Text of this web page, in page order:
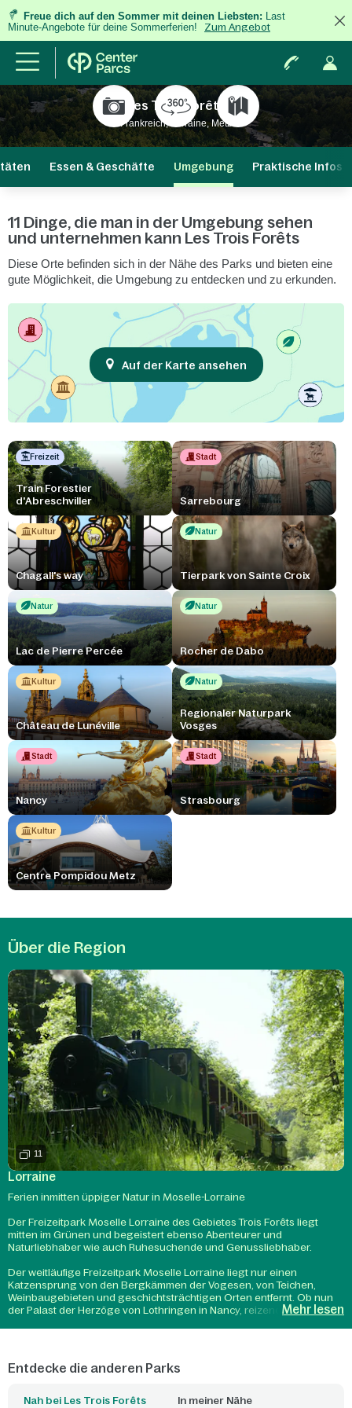
Freue dich auf den Sommer mit deinen Liebsten: Last
Minute-Angebote für deine Sommerferien!
Zum Angebot
Les Trois Forêts
Frankreich, Lorraine, Metz
Essen & Geschäfte Umgebung Praktische Infos
11 Dinge, die man in der Umgebung sehen
und unternehmen kann Les Trois Forêts
Diese Orte befinden sich in der Nähe des Parks und bieten eine
gute Möglichkeit, die Umgebung zu entdecken und zu erkunden.
Auf der Karte ansehen
Freizeit
Train Forestier
d'Abreschviller
Stadt
Sarrebourg
Kultur
Chagall's way
Natur
Tierpark von Sainte Croix
Natur
Lac de Pierre Percée
Natur
Rocher de Dabo
Kultur
Château de Lunéville
Natur
Regionaler Naturpark
Vosges
Stadt
Nancy
Stadt
Strasbourg
Kultur
Centre Pompidou Metz
Über die Region
11
Lorraine
Ferien inmitten üppiger Natur in Moselle-Lorraine
Der Freizeitpark Moselle Lorraine des Gebietes Trois Forêts liegt
mitten im Grünen und begeistert ebenso Abenteurer und
Naturliebhaber wie auch Ruhesuchende und Genussliebhaber.
Der weitläufige Freizeitpark Moselle Lorraine liegt nur einen
Katzensprung von den Bergkämmen der Vogesen, von Teichen,
Weinbaugebieten und geschichtsträchtigen Orten entfernt. Ob nun
der Palast der Herzöge von Lothringen in Nancy, reizende
Besichtigung der Kathedrale, oder wie wäre es mit dem Tierpark von
Eisenbahn mit der hundert Jahre alten Lokomotive? Kurzum: Ein
Mehr lesen
Entdecke die anderen Parks
Nah bei Les Trois Forêts In meiner Nähe